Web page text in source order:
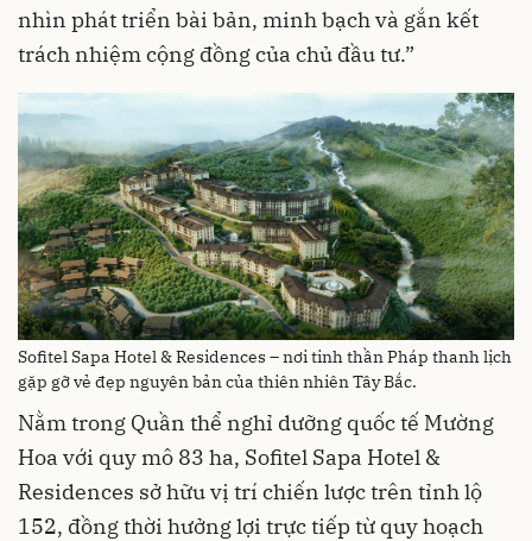
nhìn phát triển bài bản, minh bạch và gắn kết
trách nhiệm cộng đồng của chủ đầu tư.”
Sofitel Sapa Hotel & Residences – nơi tinh thần Pháp thanh lịch
gặp gỡ vẻ đẹp nguyên bản của thiên nhiên Tây Bắc.
Nằm trong Quần thể nghỉ dưỡng quốc tế Mường
Hoa với quy mô 83 ha, Sofitel Sapa Hotel &
Residences sở hữu vị trí chiến lược trên tỉnh lộ
152, đồng thời hưởng lợi trực tiếp từ quy hoạch